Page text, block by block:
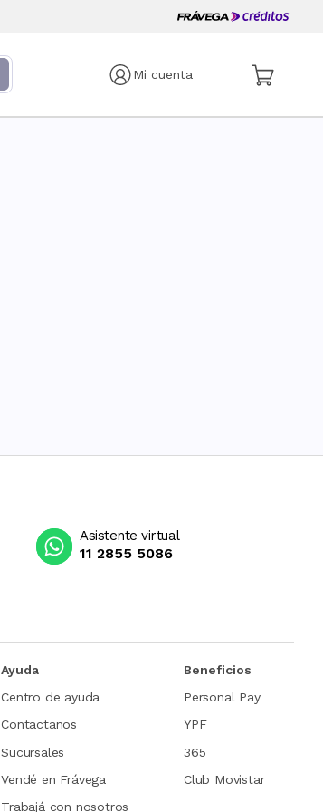
Mi cuenta
Asistente virtual
11 2855 5086
Ayuda
Centro de ayuda
Contactanos
Sucursales
Vendé en Frávega
Trabajá con nosotros
Beneficios
Personal Pay
YPF
365
Club Movistar